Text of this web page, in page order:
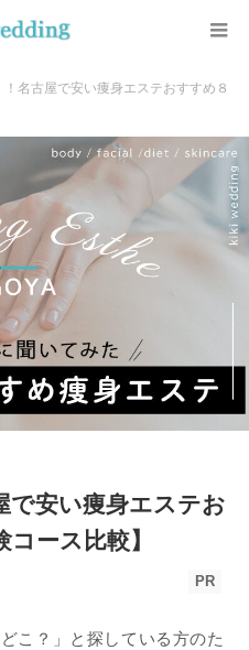
名古屋で安い痩身エステおすすめ８
で安い痩身エステお
ース比較】
PR
こ？」と探している方のた